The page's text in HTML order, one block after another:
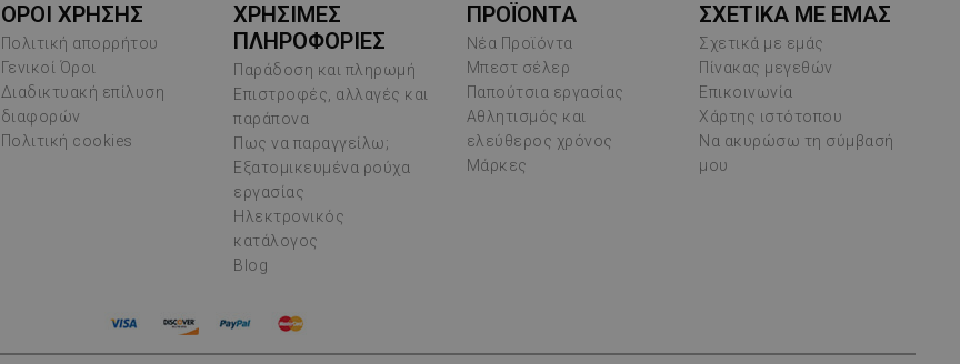
ΟΡΟΙ ΧΡΗΣΗΣ
Πολιτική απορρήτου
Γενικοί Όροι
Διαδικτυακή επίλυση
διαφορών
Πολιτική cookies
ΧΡΗΣΙΜΕΣ
ΠΛΗΡΟΦΟΡΙΕΣ
Παράδοση και πληρωμή
Επιστροφές, αλλαγές και
παράπονα
Πως να παραγγείλω;
Εξατομικευμένα ρούχα
εργασίας
Ηλεκτρονικός
κατάλογος
Blog
ΠΡΟΪΌΝΤΑ
Νέα Προϊόντα
Μπεστ σέλερ
Παπούτσια εργασίας
Αθλητισμός και
ελεύθερος χρόνος
Μάρκες
ΣΧΕΤΙΚΑ ΜΕ ΕΜΑΣ
Σχετικά με εμάς
Πίνακας μεγεθών
Επικοινωνία
Χάρτης ιστότοπου
Να ακυρώσω τη σύμβασή
μου